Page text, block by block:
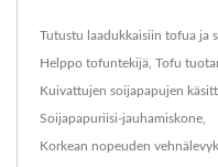
Tutustu laadukkaisiin tofua ja
Helppo tofuntekijä Tofu
Kuivattujen soijapapujen
Soijapapuriisi-jauhamiskone
Korkean nopeuden